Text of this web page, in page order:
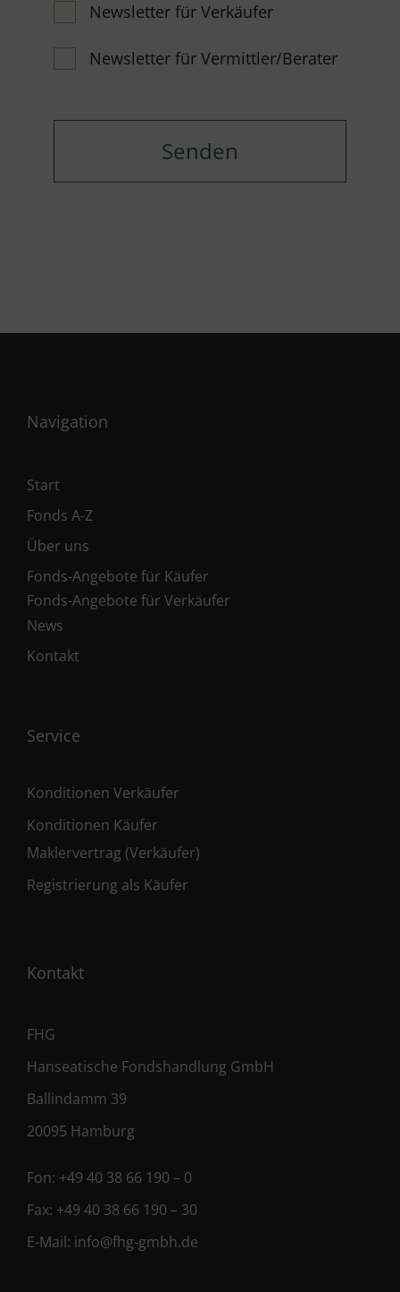
Newsletter für Verkäufer
Newsletter für Vermittler/Berater
Navigation
Start
Fonds A-Z
Über uns
Fonds-Angebote für Käufer
Fonds-Angebote für Verkäufer
News
Kontakt
Service
Konditionen Verkäufer
Konditionen Käufer
Maklervertrag (Verkäufer)
Registrierung als Käufer
Kontakt
FHG
Hanseatische Fondshandlung GmbH
Ballindamm 39
20095 Hamburg
Fon: +49 40 38 66 190 – 0
Fax: +49 40 38 66 190 – 30
E-Mail: info@fhg-gmbh.de